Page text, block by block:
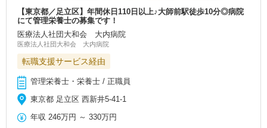
【東京都／足立区】年間休日110日以上♪大師前駅徒歩10分◎病院
にて管理栄養士の募集です！
医療法人社団大和会 大内病院
医療法人社団大和会 大内病院
転職支援サービス経由
管理栄養士・栄養士 / 正職員
東京都 足立区 西新井5-41-1
年収 246万円 ～330万円